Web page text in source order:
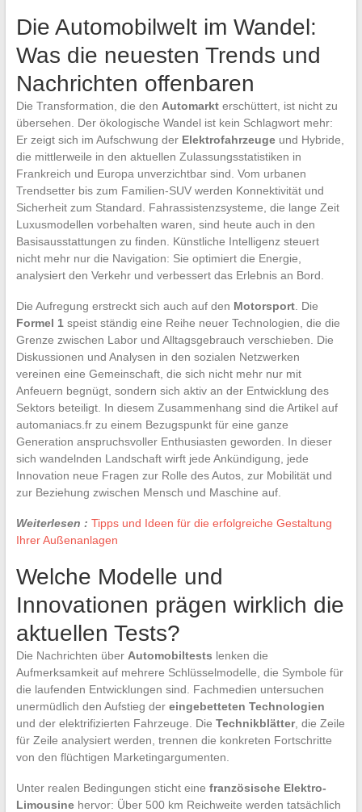
Die Automobilwelt im Wandel:
Was die neuesten Trends und
Nachrichten offenbaren
Die Transformation, die den Automarkterschüttert, ist nicht zu
übersehen. Der ökologische Wandel ist kein Schlagwort mehr:
Er zeigt sich im Aufschwung der Elektrofahrzeugeund Hybride,
die mittlerweile in den aktuellen Zulassungsstatistiken in
Frankreich und Europa unverzichtbar sind. Vom urbanen
Trendsetter bis zum Familien-SUV werden Konnektivität und
Sicherheit zum Standard. Fahrassistenzsysteme, die lange Zeit
Luxusmodellen vorbehalten waren, sind heute auch in den
Basisausstattungen zu finden. Künstliche Intelligenz steuert
nicht mehr nur die Navigation: Sie optimiert die Energie,
analysiert den Verkehr und verbessert das Erlebnis an Bord.
Die Aufregung erstreckt sich auch auf den Motorsport. Die
Formel 1 speist ständig eine Reihe neuer Technologien, die die
Grenze zwischen Labor und Alltagsgebrauch verschieben. Die
Diskussionen und Analysen in den sozialen Netzwerken
vereinen eine Gemeinschaft, die sich nicht mehr nur mit
Anfeuern begnügt, sondern sich aktiv an der Entwicklung des
Sektors beteiligt. In diesem Zusammenhang sind die Artikel auf
automaniacs.fr zu einem Bezugspunkt für eine ganze
Generation anspruchsvoller Enthusiasten geworden. In dieser
sich wandelnden Landschaft wirft jede Ankündigung, jede
Innovation neue Fragen zur Rolle des Autos, zur Mobilität und
zur Beziehung zwischen Mensch und Maschine auf.
Weiterlesen : Tipps und Ideen für die erfolgreiche Gestaltung
Ihrer Außenanlagen
Welche Modelle und
Innovationen prägen wirklich die
aktuellen Tests?
Die Nachrichten über Automobiltests lenken die
Aufmerksamkeit auf mehrere Schlüsselmodelle, die Symbole für
die laufenden Entwicklungen sind. Fachmedien untersuchen
unermüdlich den Aufstieg der eingebetteten Technologien
und der elektrifizierten Fahrzeuge. Die Technikblätter, die Zeile
für Zeile analysiert werden, trennen die konkreten Fortschritte
von den flüchtigen Marketingargumenten.
Unter realen Bedingungen sticht eine französische Elektro-
Limousinehervor: Über 500 km Reichweite werden tatsächlich